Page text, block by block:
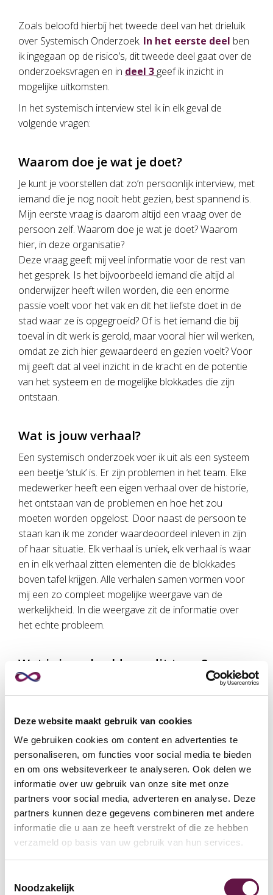
Deze website maakt gebruik van cookies
We gebruiken cookies om content en advertenties te
personaliseren, om functies voor social media te bieden
en om ons websiteverkeer te analyseren. Ook delen we
informatie over uw gebruik van onze site met onze
partners voor social media, adverteren en analyse. Deze
partners kunnen deze gegevens combineren met andere
informatie die u aan ze heeft verstrekt of die ze hebben
verzameld op basis van uw gebruik van hun services.
Noodzakelijk
Zoals beloofd hierbij het tweede deel van het drieluik
over Systemisch Onderzoek. In het eerste deel ben
ik ingegaan op de risico’s, dit tweede deel gaat over de
onderzoeksvragen en in deel 3 geef ik inzicht in
mogelijke uitkomsten.
In het systemisch interview stel ik in elk geval de
volgende vragen:
Waarom doe je wat je doet?
Je kunt je voorstellen dat zo’n persoonlijk interview, met
iemand die je nog nooit hebt gezien, best spannend is.
Mijn eerste vraag is daarom altijd een vraag over de
persoon zelf. Waarom doe je wat je doet? Waarom
hier, in deze organisatie?
Deze vraag geeft mij veel informatie voor de rest van
het gesprek. Is het bijvoorbeeld iemand die altijd al
onderwijzer heeft willen worden, die een enorme
passie voelt voor het vak en dit het liefste doet in de
stad waar ze is opgegroeid? Of is het iemand die bij
toeval in dit werk is gerold, maar vooral hier wil werken,
omdat ze zich hier gewaardeerd en gezien voelt? Voor
mij geeft dat al veel inzicht in de kracht en de potentie
van het systeem en de mogelijke blokkades die zijn
ontstaan.
Wat is jouw verhaal?
Een systemisch onderzoek voer ik uit als een systeem
een beetje ‘stuk’ is. Er zijn problemen in het team. Elke
medewerker heeft een eigen verhaal over de historie,
het ontstaan van de problemen en hoe het zou
moeten worden opgelost. Door naast de persoon te
staan kan ik me zonder waardeoordeel inleven in zijn
of haar situatie. Elk verhaal is uniek, elk verhaal is waar
en in elk verhaal zitten elementen die de blokkades
boven tafel krijgen. Alle verhalen samen vormen voor
mij een zo compleet mogelijke weergave van de
werkelijkheid. In die weergave zit de informatie over
het echte probleem.
Wat is jouw beeld van dit team?
Bij een systemisch interview zorg ik ook dat ik
verschillende kaarten met foto’s op een tafel heb
liggen. Ik vraag om een foto uit te kiezen die het beste
het beeld van het team weergeeft. Door inzicht te
krijgen in het beeld van de medewerker, kan ik
antwoorden op andere vragen ook weer beter duiden.
Dit is voor mij een hulpmiddel om scherp te krijgen hoe
de medewerker tegen het team aankijkt.
De plek in het team
Belangrijke inzichten krijg ik ook door te achterhalen
team.